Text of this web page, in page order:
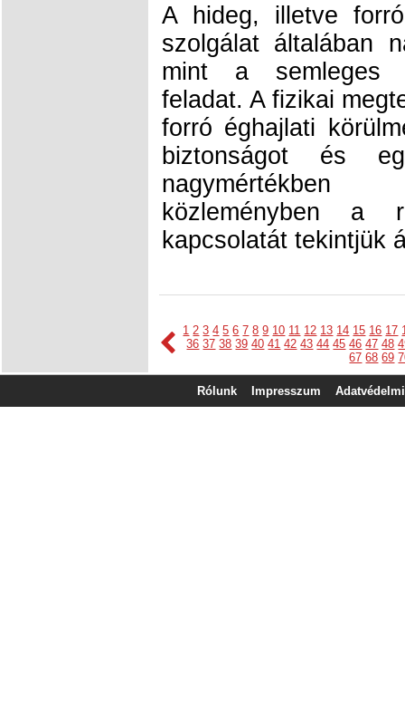
A hideg, illetve
szolgálat általában
mint a semleges
feladat. A fizikai
forró éghajlati
biztonságot és
nagymértékben
közleményben a
kapcsolatát tekintjük
1 2 3 4 5 6 7 8 9 10 11 12 13 14 15 16 17
36 37 38 39 40 41 42 43 44 45 46 47 48
67 68 69
Rólunk Impresszum